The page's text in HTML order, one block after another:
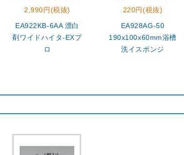
2,990円(税抜)
EA922KB-6AA 漂白
剤ワイドハイタ-EXプ
ロ
220円(税抜)
EA928AG-50
190x100x60mm浴槽
洗イスポンジ